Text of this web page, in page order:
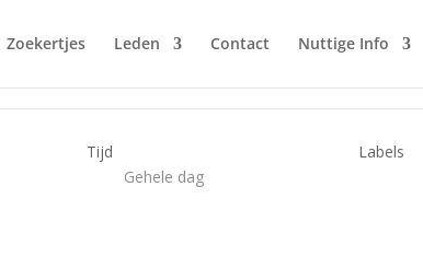
Zoekertjes Leden Contact Nuttige Info
Tijd
Gehele dag
Labels